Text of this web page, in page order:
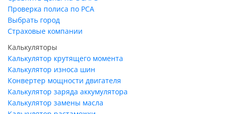
Проверка полиса по РСА
Выбрать город
Страховые компании
Калькуляторы
Калькулятор крутящего момента
Калькулятор износа шин
Конвертер мощности двигателя
Калькулятор заряда аккумулятора
Калькулятор замены масла